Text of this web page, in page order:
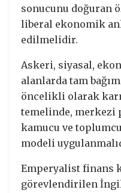
sonucunu doğuran
liberal ekonomik
edilmelidir.
Askeri, siyasal,
alanlarda tam
öncelikli olarak
temelinde, merkezi
kamucu ve
modeli
Emperyalist finans
görevlendirilen